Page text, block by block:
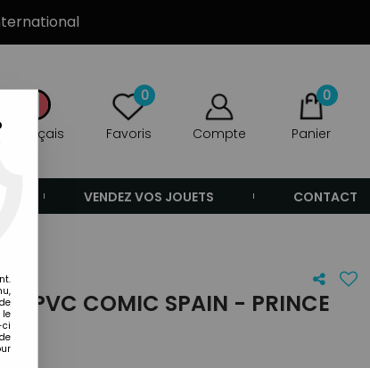
Français
0
Favoris Compte
0
Panier
VENDEZ VOS JOUETS CONTACT
PVC COMIC SPAIN - PRINCE
le
ci